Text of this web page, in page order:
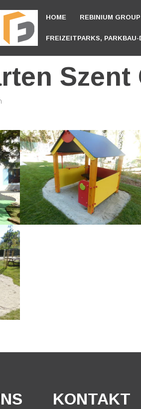
HOME REBINIUM GROUP
FREIZEITPARKS, PARKBAU-
Szent
KONTAKT